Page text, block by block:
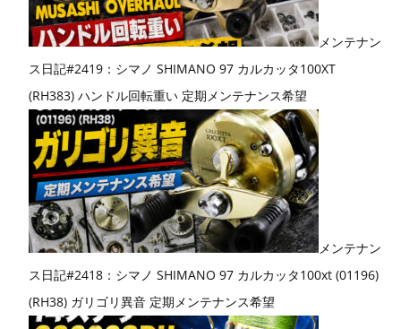
メンテナン
ス日記#2419：シマノ SHIMANO 97 カルカッタ100XT
(RH383) ハンドル回転重い 定期メンテナンス希望
メンテナン
ス日記#2418：シマノ SHIMANO 97 カルカッタ100xt (01196)
(RH38) ガリゴリ異音 定期メンテナンス希望